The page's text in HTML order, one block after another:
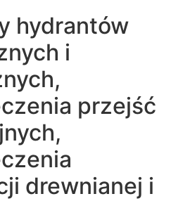
hydrantów
i
przejść
drewnianej i